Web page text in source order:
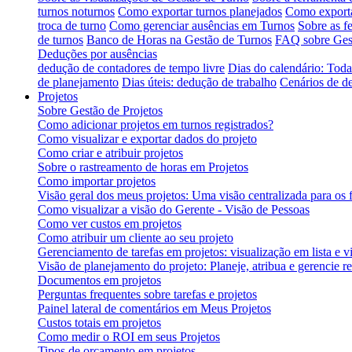
turnos noturnos Como exportar turnos planejados Como
troca de turno Como gerenciar ausências em Turnos Sobre as
de turnos Banco de Horas na Gestão de Turnos FAQ sobre
Deduções por ausências
dedução de contadores de tempo livre Dias do calendário:
de planejamento Dias úteis: dedução de trabalho Cenários de
Projetos
Sobre Gestão de Projetos
Como adicionar projetos em turnos registrados?
Como visualizar e exportar dados do projeto
Como criar e atribuir projetos
Sobre o rastreamento de horas em Projetos
Como importar projetos
Visão geral dos meus projetos: Uma visão centralizada para os
Como visualizar a visão do Gerente - Visão de Pessoas
Como ver custos em projetos
Como atribuir um cliente ao seu projeto
Gerenciamento de tarefas em projetos: visualização em lista e
Visão de planejamento do projeto: Planeje, atribua e gerencie
Documentos em projetos
Perguntas frequentes sobre tarefas e projetos
Painel lateral de comentários em Meus Projetos
Custos totais em projetos
Como medir o ROI em seus Projetos